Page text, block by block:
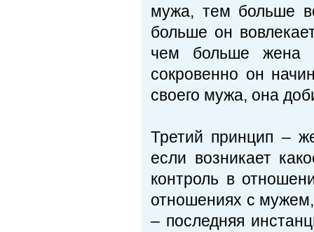
мужа, тем больше
больше он
чем больше жена
сокровенно он
своего мужа, она
Третий принцип –
если возникает
контроль в
отношениях с
– последняя